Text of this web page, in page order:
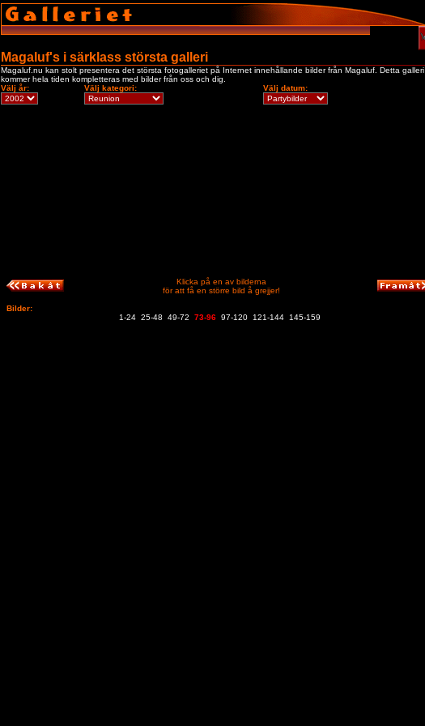
Magaluf's i särklass största galleri
Magaluf.nu kan stolt presentera det största fotogalleriet på Internet innehållande bilder från Magaluf. Detta galleri
kommer hela tiden kompletteras med bilder från oss och dig.
Välj år:
Välj kategori: Välj datum:
Klicka på en av bilderna
för att få en större bild å grejjer!
Bilder:
1-24 25-48 49-72 73-96 97-120 121-144 145-159